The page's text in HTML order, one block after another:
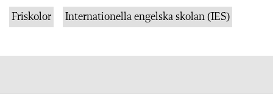
Friskolor Internationella engelska skolan (IES)